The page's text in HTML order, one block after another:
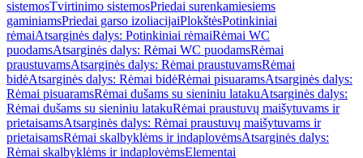
sistemosTvirtinimo sistemosPriedai surenkamiesiems
gaminiamsPriedai garso izoliacijaiPlokštėsPotinkiniai
rėmaiAtsarginės dalys: Potinkiniai rėmaiRėmai WC
puodamsAtsarginės dalys: Rėmai WC puodamsRėmai
praustuvamsAtsarginės dalys: Rėmai praustuvamsRėmai
bidėAtsarginės dalys: Rėmai bidėRėmai pisuaramsAtsarginės dalys:
Rėmai pisuaramsRėmai dušams su sieniniu latakuAtsarginės dalys:
Rėmai dušams su sieniniu latakuRėmai praustuvų maišytuvams ir
prietaisamsAtsarginės dalys: Rėmai praustuvų maišytuvams ir
prietaisamsRėmai skalbyklėms ir indaplovėmsAtsarginės dalys:
Rėmai skalbyklėms ir indaplovėmsElementai